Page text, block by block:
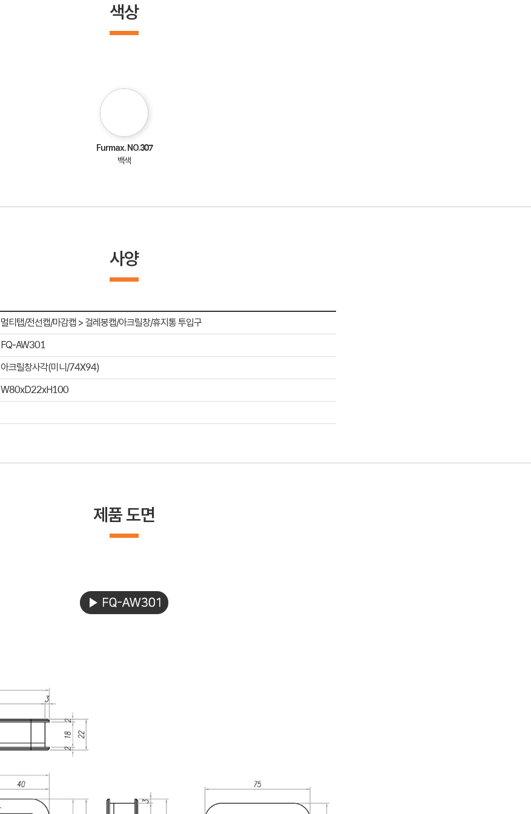
색상
Furmax. NO.307
백색
사양
멀티탭/전선캡/마감캡 > 걸레봉캡/아크릴창/휴지통 투입구
FQ-AW301
아크릴창사각(미니/74X94)
W80xD22xH100
제품 도면